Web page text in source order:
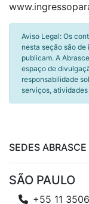
Aviso Legal: Os
nesta seção são
publicam. A
espaço de
responsabilidade
serviços,
SEDES ABRASCE
SÃO PAULO
+55 11